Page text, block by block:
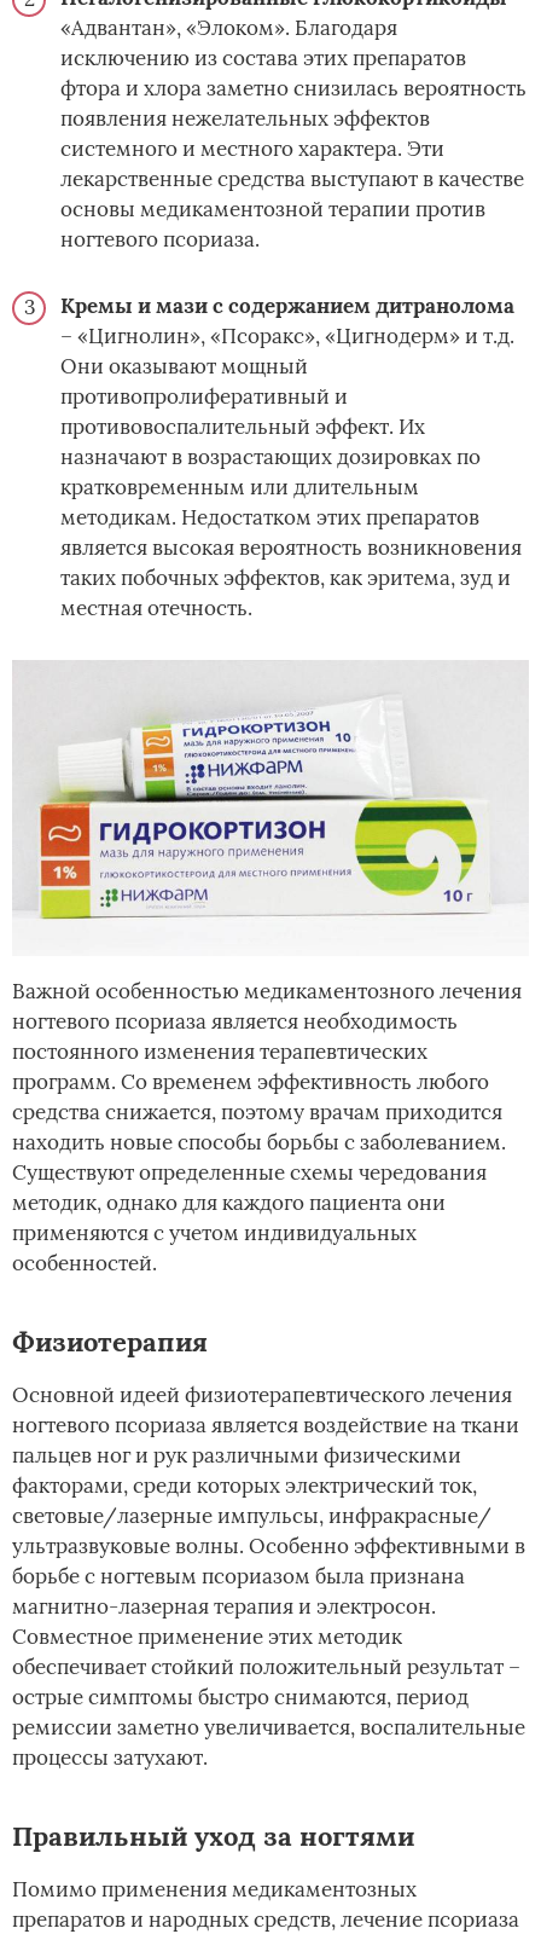
«Адвантан», «Элоком». Благодаря
исключению из состава этих препаратов
фтора и хлора заметно снизилась вероятность
появления нежелательных эффектов
системного и местного характера. Эти
лекарственные средства выступают в качестве
основы медикаментозной терапии против
ногтевого псориаза.
Кремы и мази с содержанием дитранолома
– «Цигнолин», «Псоракс», «Цигнодерм» и т.д.
Они оказывают мощный
противопролиферативный и
противовоспалительный эффект. Их
назначают в возрастающих дозировках по
кратковременным или длительным
методикам. Недостатком этих препаратов
является высокая вероятность возникновения
таких побочных эффектов, как эритема, зуд и
местная отечность.
Важной особенностью медикаментозного лечения
ногтевого псориаза является необходимость
постоянного изменения терапевтических
программ. Со временем эффективность любого
средства снижается, поэтому врачам приходится
находить новые способы борьбы с заболеванием.
Существуют определенные схемы чередования
методик, однако для каждого пациента они
применяются с учетом индивидуальных
особенностей.
Физиотерапия
Основной идеей физиотерапевтического лечения
ногтевого псориаза является воздействие на ткани
пальцев ног и рук различными физическими
факторами, среди которых электрический ток,
световые/лазерные импульсы, инфракрасные/
ультразвуковые волны. Особенно эффективными в
борьбе с ногтевым псориазом была признана
магнитно-лазерная терапия и электросон.
Совместное применение этих методик
обеспечивает стойкий положительный результат –
острые симптомы быстро снимаются, период
ремиссии заметно увеличивается, воспалительные
процессы затухают.
Правильный уход за ногтями
Помимо применения медикаментозных
препаратов и народных средств, лечение псориаза